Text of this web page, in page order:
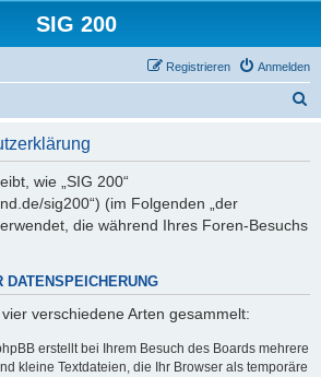
SIG 200
Anmelden
Registrieren
wie „SIG 200“
sig200“) (im Folgenden „der
die während Ihres Foren-Besuchs
DATENSPEICHERUNG
verschiedene Arten gesammelt:
erstellt bei Ihrem Besuch des Boards mehrere
kleine Textdateien, die Ihr Browser als temporäre